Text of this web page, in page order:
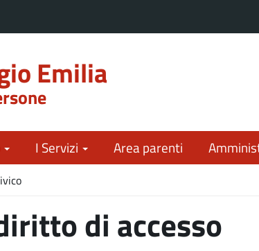
Emilia
I Servizi Area parenti
di accesso